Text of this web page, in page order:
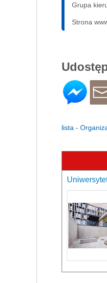
Grupa
Strona
lista -